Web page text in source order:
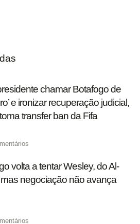
chamar Botafogo de
e ironizar recuperação judicial,
transfer ban da Fifa
volta a tentar Wesley, do Al-
negociação não avança